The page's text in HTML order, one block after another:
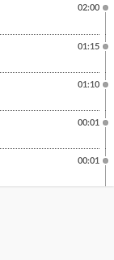
02:00
01:15
01:10
00:01
00:01